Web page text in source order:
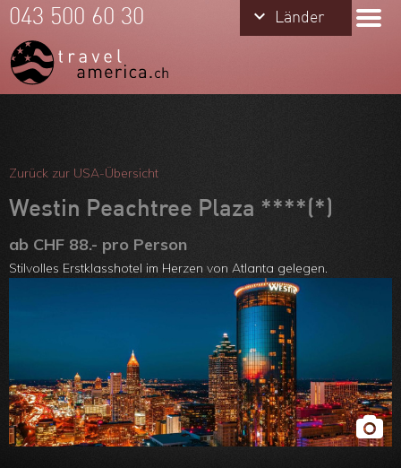
Team
Über uns
Feedbacks
Kontakt
keyboard_arrow_down Länder
keyboard_arrow_down Länder
043 500 60 30
Zurück zur USA-Übersicht
Westin Peachtree Plaza ****(*)
ab CHF 88.- pro Person
Stilvolles Erstklasshotel im Herzen von Atlanta gelegen.